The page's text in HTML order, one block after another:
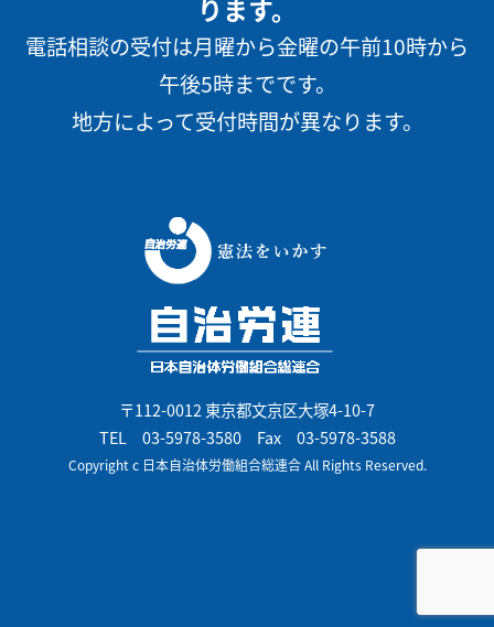
ります。
電話相談の受付は月曜から金曜の午前10時から
午後5時までです。
地方によって受付時間が異なります。
〒112-0012 東京都文京区大塚4-10-7
TEL 03-5978-3580Fax 03-5978-3588
Copyright c 日本自治体労働組合総連合 All Rights Reserved.